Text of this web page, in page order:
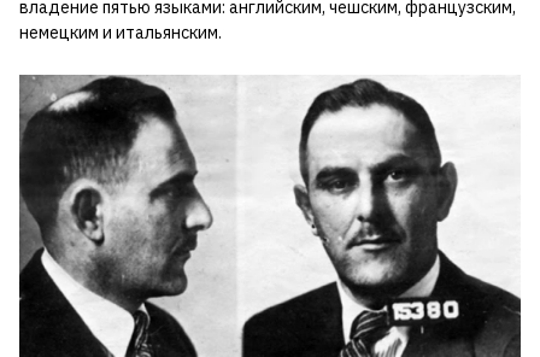
владение пятью языками: английским, чешским, французским,
немецким и итальянским.